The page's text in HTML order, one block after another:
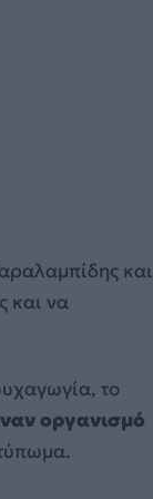
και
και να
το
οργανισμό